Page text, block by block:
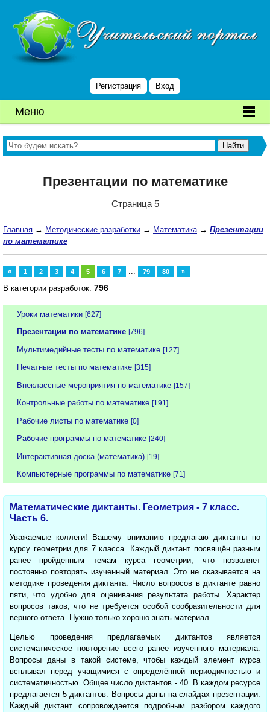
Регистрация Вход
Меню
Презентации по математике
Страница 5
Главная → Методические разработки → Математика→ Презентации
по математике
« 1 2 3 4 5 6 7 ... 79 80 »
В категории разработок: 796
Уроки математики [627]
Презентации по математике [796]
Мультимедийные тесты по математике [127]
Печатные тесты по математике [315]
Внеклассные мероприятия по математике [157]
Контрольные работы по математике [191]
Рабочие листы по математике [0]
Рабочие программы по математике [240]
Интерактивная доска (математика) [19]
Компьютерные программы по математике [71]
Математические диктанты. Геометрия - 7 класс.
Часть 6.
Уважаемые коллеги! Вашему вниманию предлагаю диктанты по
курсу геометрии для 7 класса. Каждый диктант посвящён разным
ранее пройденным темам курса геометрии, что позволяет
постоянно повторять изученный материал. Это не сказывается на
методике проведения диктанта. Число вопросов в диктанте равно
пяти, что удобно для оценивания результата работы. Характер
вопросов таков, что не требуется особой сообразительности для
верного ответа. Нужно только хорошо знать материал.
Целью проведения предлагаемых диктантов является
систематическое повторение всего ранее изученного материала.
Вопросы даны в такой системе, чтобы каждый элемент курса
всплывал перед учащимися с определённой периодичностью и
систематичностью. Общее число диктантов - 40. В каждом ресурсе
предлагается 5 диктантов. Вопросы даны на слайдах презентации.
Каждый диктант сопровождается подробным разбором каждого